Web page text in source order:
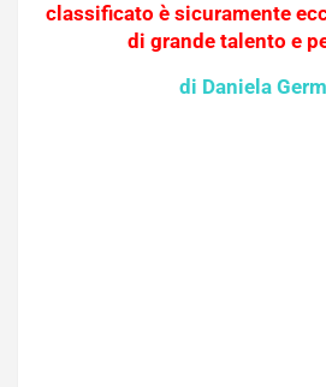
classificato è sicuramente
di grande talento e
di Daniela